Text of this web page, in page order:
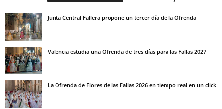
Junta Central Fallera propone un tercer día de la Ofrenda
Valencia estudia una Ofrenda de tres días para las Fallas 2027
La Ofrenda de Flores de las Fallas 2026 en tiempo real en un click